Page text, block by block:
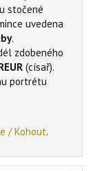
stočené
uvedena
.
zdobeného
(císař).
portrétu
/ Kohout.